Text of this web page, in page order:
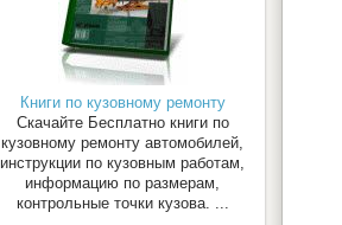
Книги по кузовному ремонту
Скачайте Бесплатно книги по
кузовному ремонту автомобилей,
инструкции по кузовным работам,
информацию по размерам,
контрольные точки кузова. ...